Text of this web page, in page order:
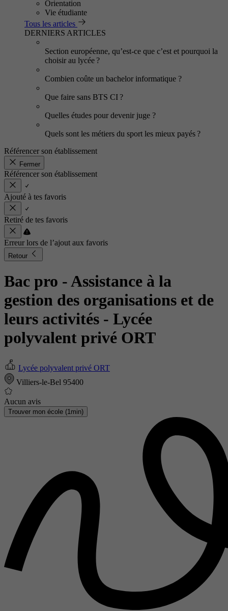
Orientation
Vie étudiante
Tous les articles
DERNIERS ARTICLES
Section européenne, qu’est-ce que c’est et pourquoi la
choisir au lycée ?
Combien coûte un bachelor informatique ?
Que faire sans BTS CI ?
Quelles études pour devenir juge ?
Quels sont les métiers du sport les mieux payés ?
Référencer son établissement
Fermer
Référencer son établissement
Ajouté à tes favoris
Retiré de tes favoris
Erreur lors de l’ajout aux favoris
Retour
Bac pro - Assistance à la
gestion des organisations et de
leurs activités - Lycée
polyvalent privé ORT
Lycée polyvalent privé ORT
Villiers-le-Bel 95400
Aucun avis
Trouver mon école (1min)